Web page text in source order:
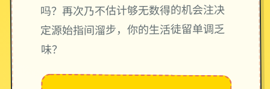
吗？再次乃不估计够无数得的机会注决
定源始指间溜步，你的生活徒留单调乏
味？